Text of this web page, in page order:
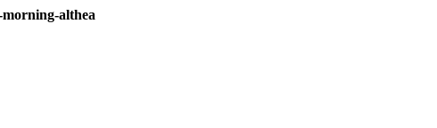
morning-althea